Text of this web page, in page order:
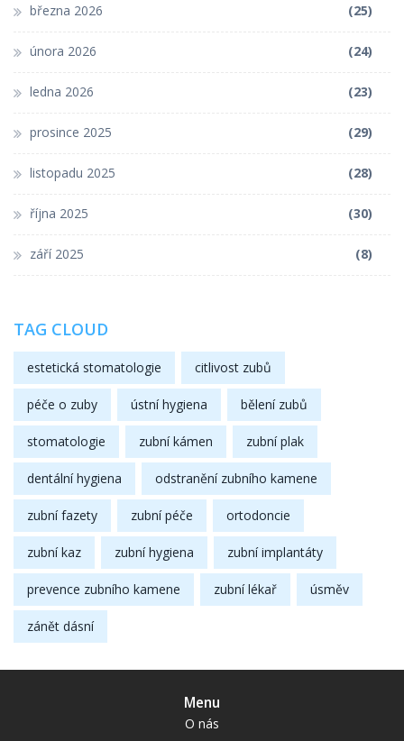
března 2026 (25)
února 2026 (24)
ledna 2026 (23)
prosince 2025 (29)
listopadu 2025 (28)
října 2025 (30)
září 2025 (8)
TAG CLOUD
estetická stomatologie citlivost zubů
péče o zuby ústní hygiena bělení zubů
stomatologie zubní kámen zubní plak
dentální hygiena odstranění zubního kamene
zubní fazety zubní péče ortodoncie
zubní kaz zubní hygiena zubní implantáty
prevence zubního kamene zubní lékař úsměv
zánět dásní
Menu
O nás